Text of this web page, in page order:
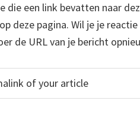
die een link bevatten naar
deze pagina. Wil je je
de URL van je bericht